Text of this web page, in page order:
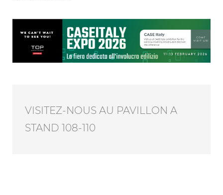
VISITEZ-NOUS AU PAVILLON A
STAND 108-110